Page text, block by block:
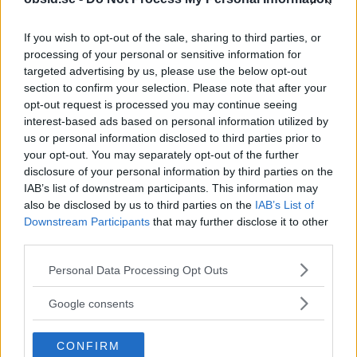
If you wish to opt-out of the sale, sharing to third parties, or
processing of your personal or sensitive information for
targeted advertising by us, please use the below opt-out
section to confirm your selection. Please note that after your
opt-out request is processed you may continue seeing
interest-based ads based on personal information utilized by
us or personal information disclosed to third parties prior to
your opt-out. You may separately opt-out of the further
disclosure of your personal information by third parties on the
IAB’s list of downstream participants. This information may
also be disclosed by us to third parties on the IAB’s List of
Downstream Participants that may further disclose it to other
Please note that this website/app uses one or more Google
not limited to your visit or usage behaviour. You may click to
use your data for below specified purposes in below Google
consent section.
Personal Data Processing Opt Outs
Google consents
CONFIRM
Missunnsamhet är varken klädsamt eller
hälsosamt. Det leder till frustration, ilska och
arrogans. Det säger också väldigt mycket om